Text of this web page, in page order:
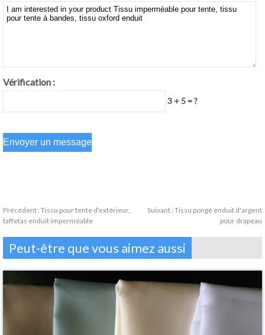
Vérification :
3 + 5 = ?
Précédent : Tissu pour tente d'extérieur,
taffetas enduit imperméable
Suivant : Tissu pongé enduit d'argent
pour drapeau
Peut-être que vous aimez aussi